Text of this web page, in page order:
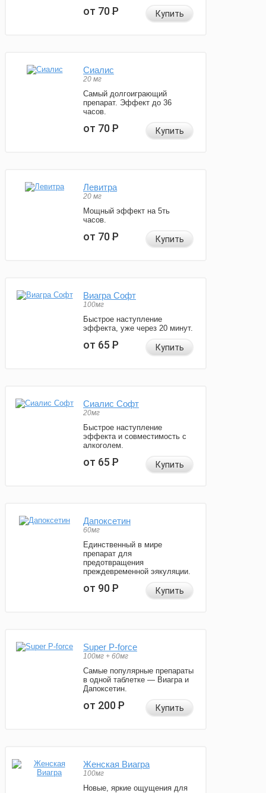
от 70Р Купить
Сиалис
20 мг
Самый долгоиграющий
препарат. Эффект до 36
часов.
от 70Р Купить
Левитра
20 мг
Мощный эффект на 5ть
часов.
от 70Р Купить
Виагра Софт
100мг
Быстрое наступление
эффекта, уже через 20 минут.
от 65Р Купить
Сиалис Софт
20мг
Быстрое наступление
эффекта и совместимость с
алкоголем.
от 65Р Купить
Дапоксетин
60мг
Единственный в мире
препарат для
предотвращения
преждевременной эякуляции.
от 90Р Купить
Super P-force
100мг + 60мг
Самые популярные препараты
в одной таблетке — Виагра и
Дапоксетин.
от 200Р Купить
Женская Виагра
100мг
Новые, яркие ощущения для